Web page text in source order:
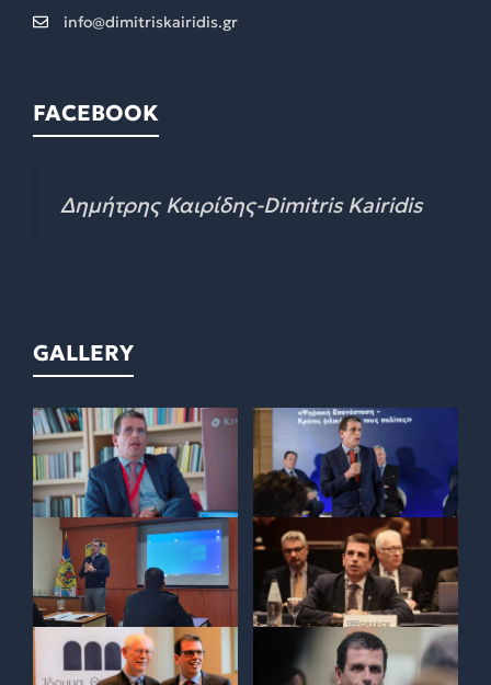
info@dimitriskairidis.gr
FACEBOOK
Δημήτρης Καιρίδης-Dimitris Kairidis
GALLERY